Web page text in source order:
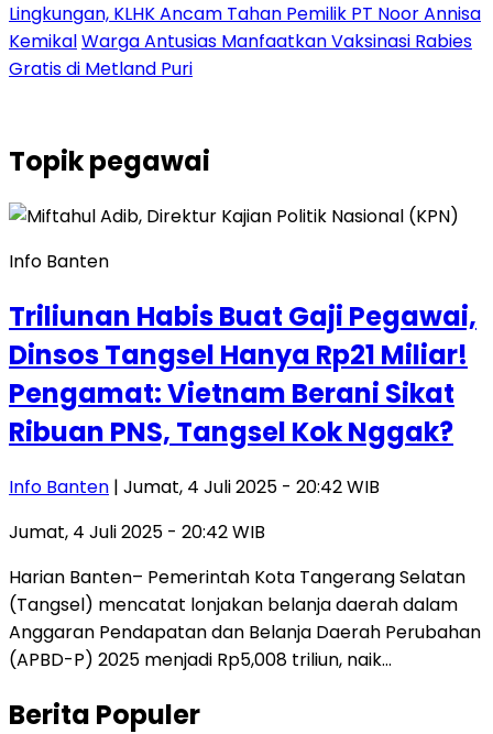
Lingkungan, KLHK Ancam Tahan Pemilik PT Noor Annisa
KemikalWarga Antusias Manfaatkan Vaksinasi Rabies
Gratis di Metland Puri
Topikpegawai
Info Banten
Triliunan Habis Buat Gaji Pegawai,
Dinsos Tangsel Hanya Rp21 Miliar!
Pengamat: Vietnam Berani Sikat
Ribuan PNS, Tangsel Kok Nggak?
Info Banten | Jumat, 4 Juli 2025 - 20:42 WIB
Jumat, 4 Juli 2025 - 20:42 WIB
Harian Banten– Pemerintah Kota Tangerang Selatan
(Tangsel) mencatat lonjakan belanja daerah dalam
Anggaran Pendapatan dan Belanja Daerah Perubahan
(APBD-P) 2025 menjadi Rp5,008 triliun, naik…
Berita Populer